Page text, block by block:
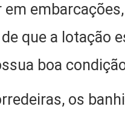
em
que a lotação
boa
os